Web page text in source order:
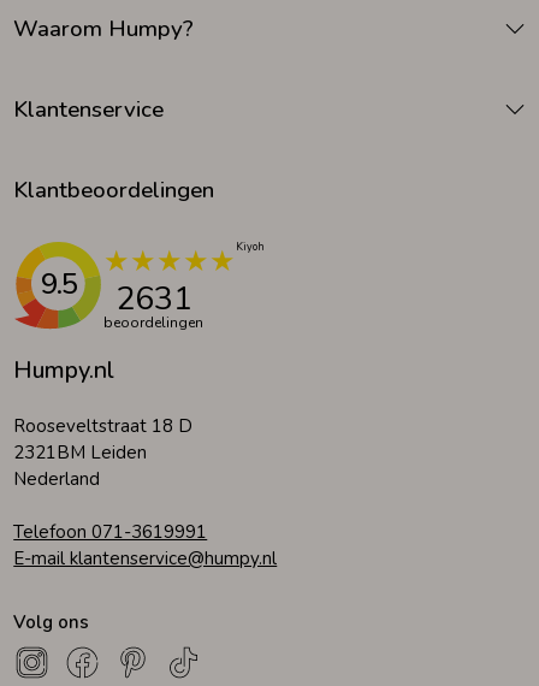
Humpy.nl
Rooseveltstraat 18 D
2321BM Leiden
Nederland
Telefoon 071-3619991
E-mail klantenservice@humpy.nl
Waarom Humpy?
Klantenservice
Klantbeoordelingen
9.5 2631
beoordelingen
Volg ons